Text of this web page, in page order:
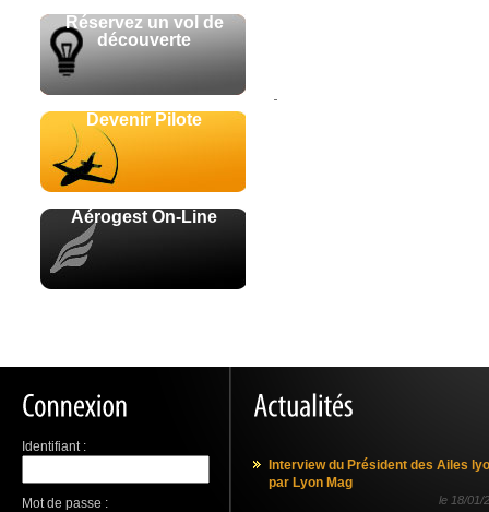
Réservez un vol de
découverte
Devenir Pilote
Aérogest On-Line
Identifiant :
Mot de passe :
Interview du Président des Ailes
par Lyon Mag
le 18/01/